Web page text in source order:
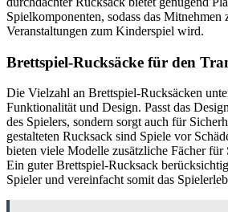
Spielkomponenten, sodass das Mitnehmen
Veranstaltungen zum Kinderspiel wird.
Brettspiel-Rucksäcke für den
Die Vielzahl an Brettspiel-Rucksäcken
Funktionalität und Design. Passt das
des Spielers, sondern sorgt auch für
gestalteten Rucksack sind Spiele vor
bieten viele Modelle zusätzliche Fächer für
Ein guter Brettspiel-Rucksack
Spieler und vereinfacht somit das